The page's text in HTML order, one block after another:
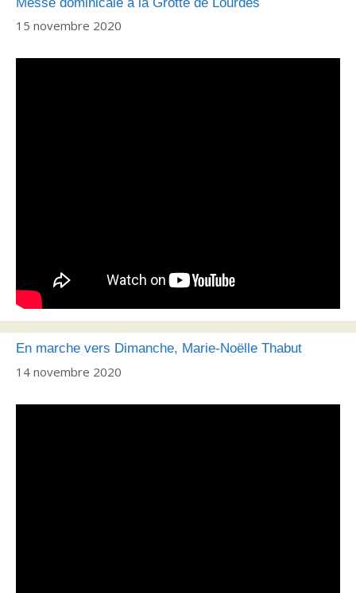
15 novembre 2020
En marche vers Dimanche, Marie-Noëlle Thabut
14 novembre 2020